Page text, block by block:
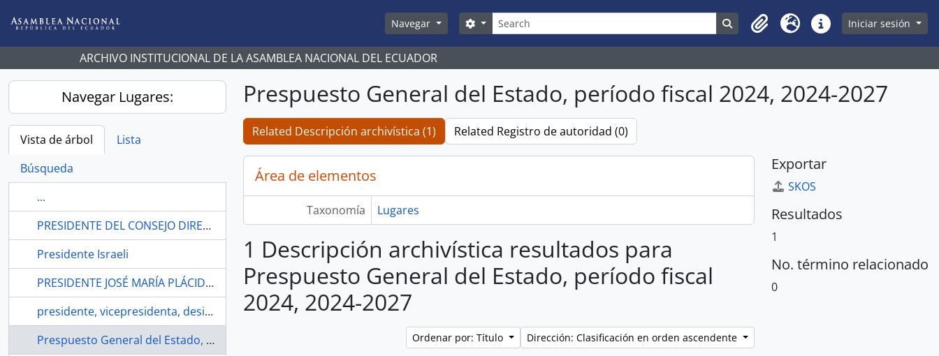
Navegar
Búsqueda
Search options Search in browse page
Clipboard
Idioma Enlaces rápidos
Iniciar sesión
ARCHIVO INSTITUCIONAL DE LA ASAMBLEA NACIONAL DEL ECUADOR
Navegar Lugares:
Vista de árbol
Lista
Búsqueda
...
PRESIDENTE DEL CONSEJO DIRECTIVO DEL INSTITUTO ECUATORIANO DE SEGURIDAD SOCIAL
Presidente Israeli
PRESIDENTE JOSÉ MARÍA PLÁCIDO CAAMAÑO,
presidente, vicepresidenta, designación
Prespuesto General del Estado, período fiscal 2024, 2024-2027
Prespuesto General del Estado, período fiscal 2024, 2024-2027
Related Descripción archivística (1) Related Registro de autoridad (0)
Área de elementos
Taxonomía Lugares
1 Descripción archivística resultados para
Prespuesto General del Estado, período fiscal
2024, 2024-2027
Ordenar por: Título Dirección: Clasificación en orden ascendente
Exportar
SKOS
Resultados
1
No. término relacionado
0